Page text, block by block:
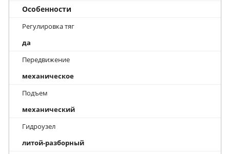
Особенности
Регулировка тяг
да
Передвижение
механическое
Подъем
механический
Гидроузел
литой-разборный